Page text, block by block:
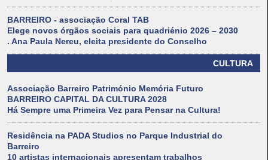
BARREIRO - associação Coral TAB
Elege novos órgãos sociais para quadriénio 2026 – 2030
. Ana Paula Nereu, eleita presidente do Conselho
CULTURA
Associação Barreiro Património Memória Futuro
BARREIRO CAPITAL DA CULTURA 2028
Há Sempre uma Primeira Vez para Pensar na Cultura!
Residência na PADA Studios no Parque Industrial do
Barreiro
10 artistas internacionais apresentam trabalhos